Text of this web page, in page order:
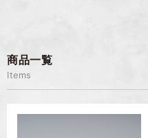
商品一覧
Items